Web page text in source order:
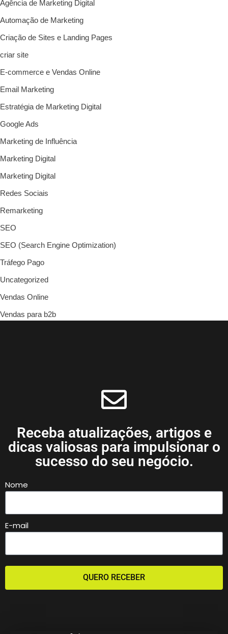
Agência de Marketing Digital
Automação de Marketing
Criação de Sites e Landing Pages
criar site
E-commerce e Vendas Online
Email Marketing
Estratégia de Marketing Digital
Google Ads
Marketing de Influência
Marketing Digital
Marketing Digital
Redes Sociais
Remarketing
SEO
SEO (Search Engine Optimization)
Tráfego Pago
Uncategorized
Vendas Online
Vendas para b2b
Receba atualizações, artigos e
dicas valiosas para impulsionar o
sucesso do seu negócio.
Nome
E-mail
QUERO RECEBER